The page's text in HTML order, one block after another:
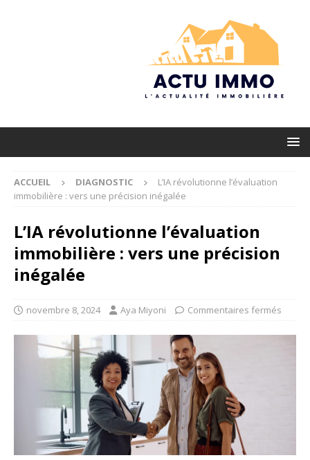
ACCUEIL DIAGNOSTIC
L’IA révolutionne l’évaluation
immobilière : vers une précision inégalée
L’IA révolutionne l’évaluation
immobilière : vers une précision
inégalée
novembre 8, 2024 Aya Miyoni Commentaires fermés